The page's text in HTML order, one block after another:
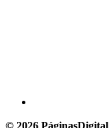
© 2026 PáginasDigital